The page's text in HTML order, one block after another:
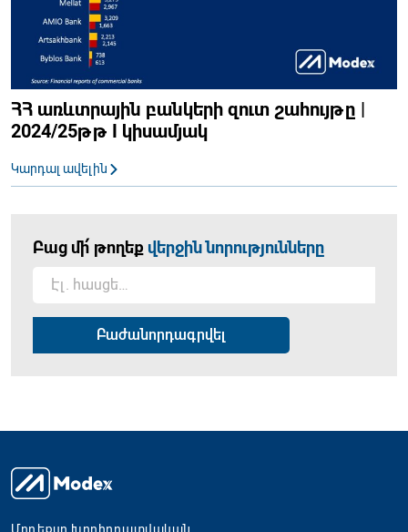
ՀՀ առևտրային բանկերի զուտ շահույթը |
2024/25թթ I կիսամյակ
Կարդալ ավելին
Բաց մի՛ թողեք վերջին նորությունները